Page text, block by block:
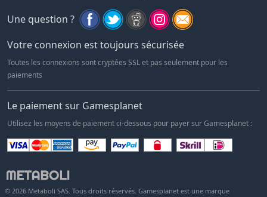
Une question ?
Votre connexion est toujours sécurisée
Toutes les connexions sont cryptées SSL et pas seulement pour les
paiements
Le paiement sur Gamesplanet
Utilisez les moyens de paiement ci-dessous pour payer sur Gamesplanet :
© 2026 Metaboli SAS. Tous droits réservés. Gamesplanet est une marque